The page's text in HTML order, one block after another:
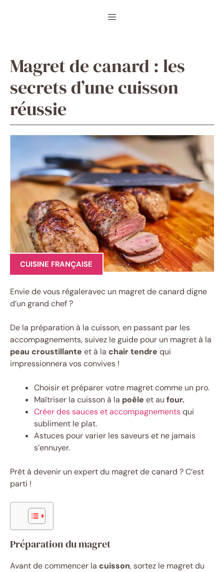
Menu
Magret de canard : les
secrets d’une cuisson
réussie
CUISINE FRANÇAISE
Envie de vous régaleravec un magret de canard digne
d’un grand chef ?
De la préparation à la cuisson, en passant par les
accompagnements, suivez le guide pour un magret à la
peau croustillante et à la chair tendre qui
impressionnera vos convives !
Choisir et préparer votre magret comme un pro.
Maîtriser la cuisson à la poêle et au four.
Créer des sauces et accompagnementsqui
subliment le plat.
Astuces pour varier les saveurs et ne jamais
s’ennuyer.
Prêt à devenir un expert du magret de canard ? C’est
parti !
Préparation du magret
Avant de commencer la cuisson, sortez le magret du